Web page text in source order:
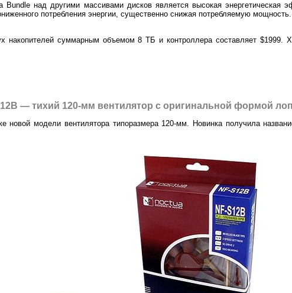
над другими массивами дисков является высокая энергетическая
потребления энергии, существенно снижая потребляемую
накопителей суммарным объемом 8 ТБ и контроллера составляет $1999.
— тихий 120-мм вентилятор с оригинальной формой
новой модели вентилятора типоразмера 120-мм. Новинка получила